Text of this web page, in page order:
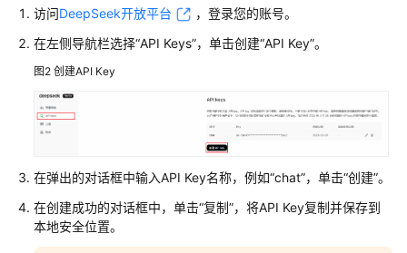
实
评
估
实
客
场
景
访问DeepSeek开放平台
，登录您的账号。
在左侧导航栏选择“API Keys”，单击创建“API Key”。
图2 创建API Key
在弹出的对话框中输入API Key名称，例如“chat”，单击“创建”。
在创建成功的对话框中，单击“复制”，将API Key复制并保存到
本地安全位置。